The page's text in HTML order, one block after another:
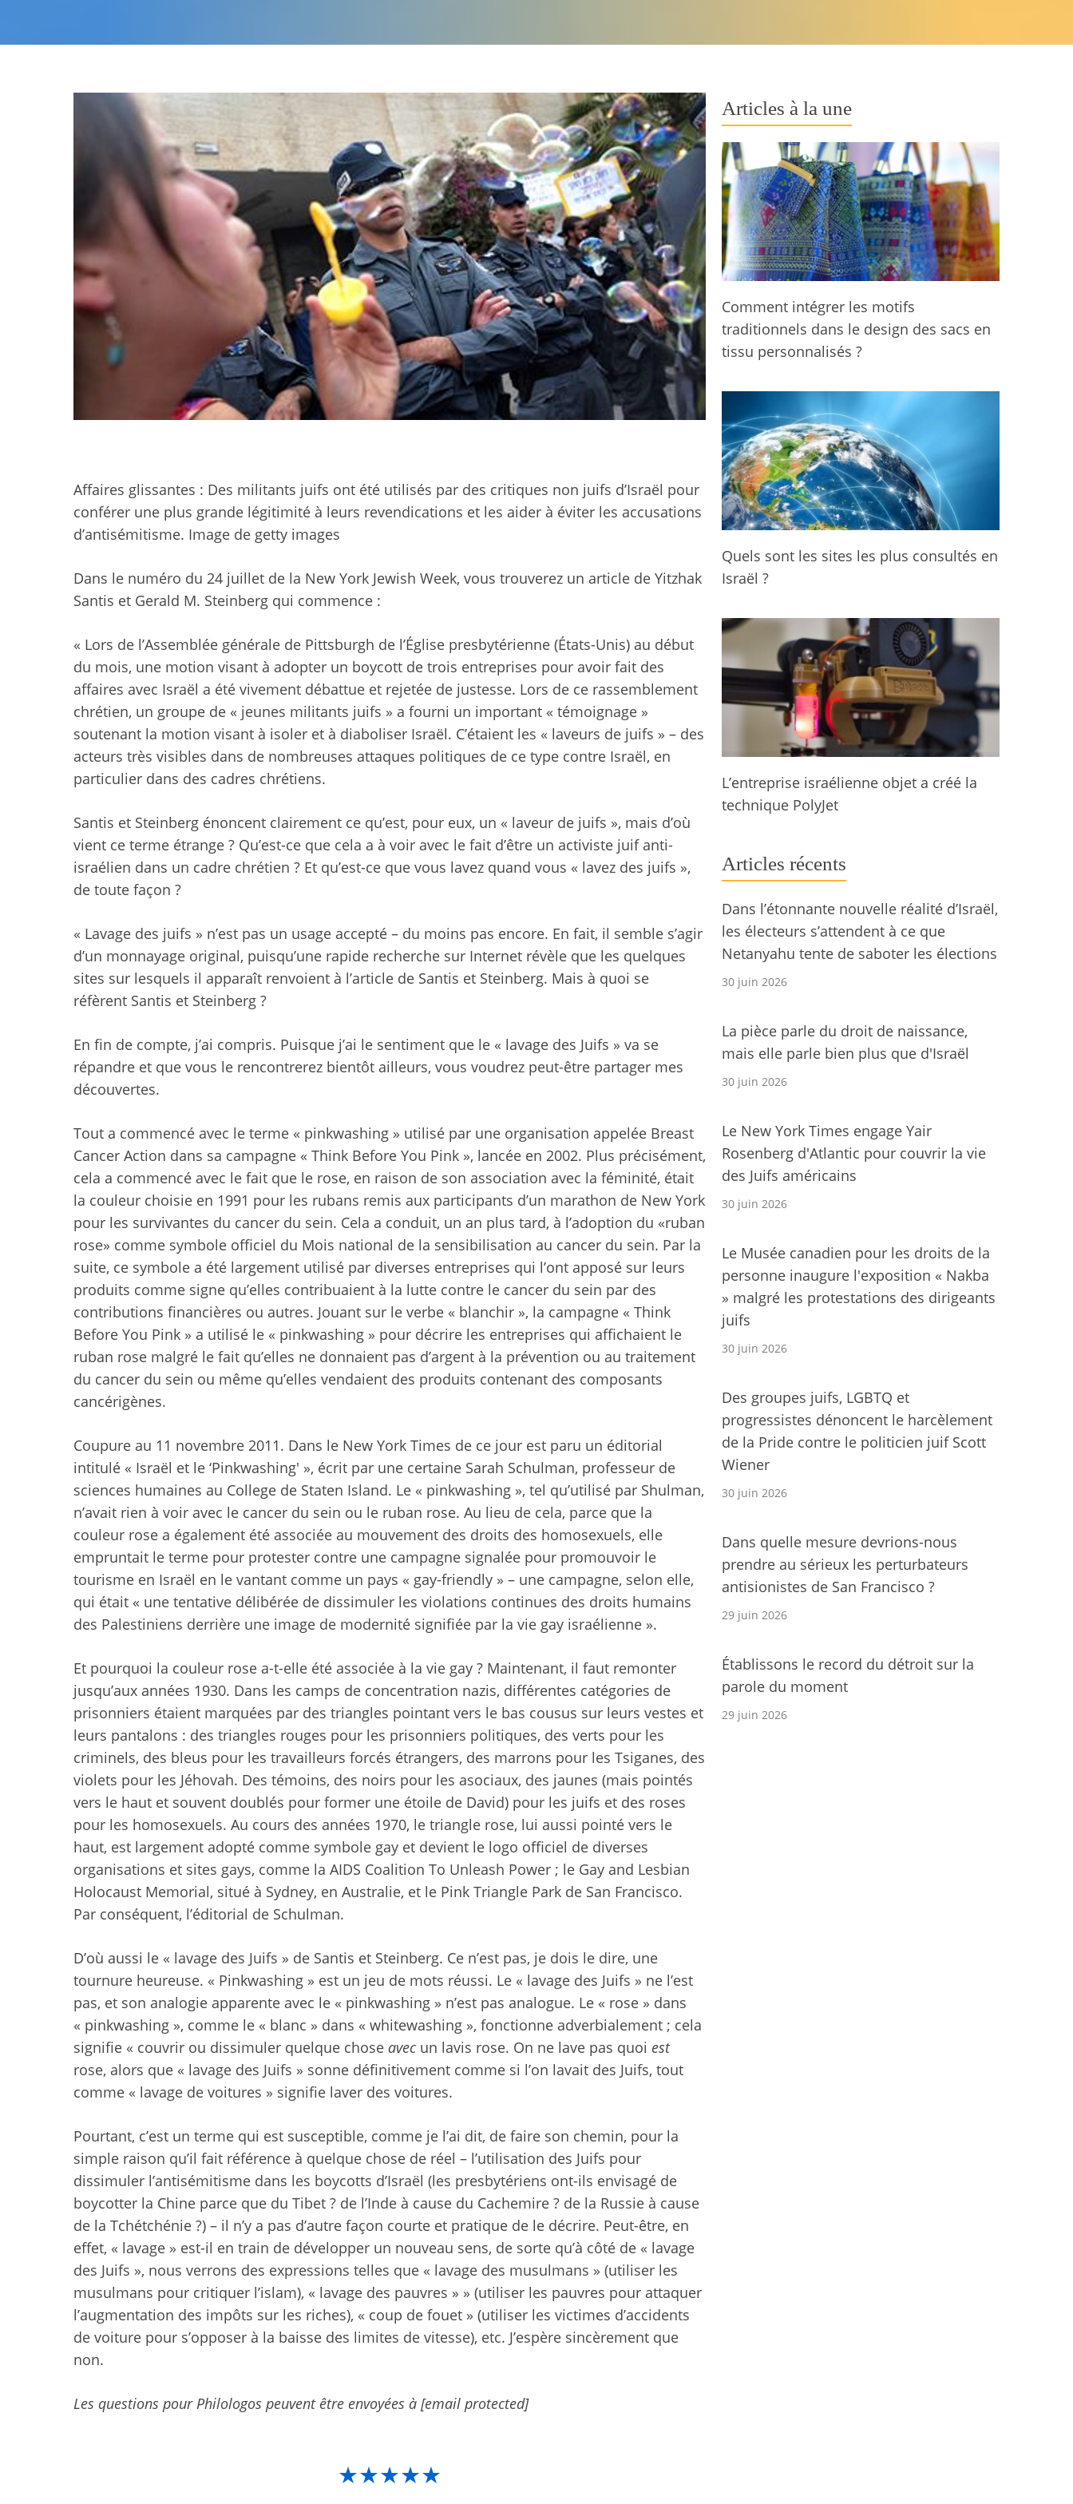
Affaires glissantes : Des militants juifs ont été utilisés par des critiques non juifs d’Israël pour
conférer une plus grande légitimité à leurs revendications et les aider à éviter les accusations
d’antisémitisme. Image de getty images
Dans le numéro du 24 juillet de la New York Jewish Week, vous trouverez un article de Yitzhak
Santis et Gerald M. Steinberg qui commence :
« Lors de l’Assemblée générale de Pittsburgh de l’Église presbytérienne (États-Unis) au début
du mois, une motion visant à adopter un boycott de trois entreprises pour avoir fait des
affaires avec Israël a été vivement débattue et rejetée de justesse. Lors de ce rassemblement
chrétien, un groupe de « jeunes militants juifs » a fourni un important « témoignage »
soutenant la motion visant à isoler et à diaboliser Israël. C’étaient les « laveurs de juifs » – des
acteurs très visibles dans de nombreuses attaques politiques de ce type contre Israël, en
particulier dans des cadres chrétiens.
Santis et Steinberg énoncent clairement ce qu’est, pour eux, un « laveur de juifs », mais d’où
vient ce terme étrange ? Qu’est-ce que cela a à voir avec le fait d’être un activiste juif anti-
israélien dans un cadre chrétien ? Et qu’est-ce que vous lavez quand vous « lavez des juifs »,
de toute façon ?
« Lavage des juifs » n’est pas un usage accepté – du moins pas encore. En fait, il semble s’agir
d’un monnayage original, puisqu’une rapide recherche sur Internet révèle que les quelques
sites sur lesquels il apparaît renvoient à l’article de Santis et Steinberg. Mais à quoi se
réfèrent Santis et Steinberg ?
En fin de compte, j’ai compris. Puisque j’ai le sentiment que le « lavage des Juifs » va se
répandre et que vous le rencontrerez bientôt ailleurs, vous voudrez peut-être partager mes
découvertes.
Tout a commencé avec le terme « pinkwashing » utilisé par une organisation appelée Breast
Cancer Action dans sa campagne « Think Before You Pink », lancée en 2002. Plus précisément,
cela a commencé avec le fait que le rose, en raison de son association avec la féminité, était
la couleur choisie en 1991 pour les rubans remis aux participants d’un marathon de New York
pour les survivantes du cancer du sein. Cela a conduit, un an plus tard, à l’adoption du «ruban
rose» comme symbole officiel du Mois national de la sensibilisation au cancer du sein. Par la
suite, ce symbole a été largement utilisé par diverses entreprises qui l’ont apposé sur leurs
produits comme signe qu’elles contribuaient à la lutte contre le cancer du sein par des
contributions financières ou autres. Jouant sur le verbe « blanchir », la campagne « Think
Before You Pink » a utilisé le « pinkwashing » pour décrire les entreprises qui affichaient le
ruban rose malgré le fait qu’elles ne donnaient pas d’argent à la prévention ou au traitement
du cancer du sein ou même qu’elles vendaient des produits contenant des composants
cancérigènes.
Coupure au 11 novembre 2011. Dans le New York Times de ce jour est paru un éditorial
intitulé « Israël et le ‘Pinkwashing' », écrit par une certaine Sarah Schulman, professeur de
sciences humaines au College de Staten Island. Le « pinkwashing », tel qu’utilisé par Shulman,
n’avait rien à voir avec le cancer du sein ou le ruban rose. Au lieu de cela, parce que la
couleur rose a également été associée au mouvement des droits des homosexuels, elle
empruntait le terme pour protester contre une campagne signalée pour promouvoir le
tourisme en Israël en le vantant comme un pays « gay-friendly » – une campagne, selon elle,
qui était « une tentative délibérée de dissimuler les violations continues des droits humains
des Palestiniens derrière une image de modernité signifiée par la vie gay israélienne ».
Et pourquoi la couleur rose a-t-elle été associée à la vie gay ? Maintenant, il faut remonter
jusqu’aux années 1930. Dans les camps de concentration nazis, différentes catégories de
prisonniers étaient marquées par des triangles pointant vers le bas cousus sur leurs vestes et
leurs pantalons : des triangles rouges pour les prisonniers politiques, des verts pour les
criminels, des bleus pour les travailleurs forcés étrangers, des marrons pour les Tsiganes, des
violets pour les Jéhovah. Des témoins, des noirs pour les asociaux, des jaunes (mais pointés
vers le haut et souvent doublés pour former une étoile de David) pour les juifs et des roses
pour les homosexuels. Au cours des années 1970, le triangle rose, lui aussi pointé vers le
haut, est largement adopté comme symbole gay et devient le logo officiel de diverses
organisations et sites gays, comme la AIDS Coalition To Unleash Power ; le Gay and Lesbian
Holocaust Memorial, situé à Sydney, en Australie, et le Pink Triangle Park de San Francisco.
Par conséquent, l’éditorial de Schulman.
D’où aussi le « lavage des Juifs » de Santis et Steinberg. Ce n’est pas, je dois le dire, une
tournure heureuse. « Pinkwashing » est un jeu de mots réussi. Le « lavage des Juifs » ne l’est
pas, et son analogie apparente avec le « pinkwashing » n’est pas analogue. Le « rose » dans
« pinkwashing », comme le « blanc » dans « whitewashing », fonctionne adverbialement ; cela
signifie « couvrir ou dissimuler quelque chose avec un lavis rose. On ne lave pas quoi est
rose, alors que « lavage des Juifs » sonne définitivement comme si l’on lavait des Juifs, tout
comme « lavage de voitures » signifie laver des voitures.
Pourtant, c’est un terme qui est susceptible, comme je l’ai dit, de faire son chemin, pour la
simple raison qu’il fait référence à quelque chose de réel – l’utilisation des Juifs pour
dissimuler l’antisémitisme dans les boycotts d’Israël (les presbytériens ont-ils envisagé de
boycotter la Chine parce que du Tibet ? de l’Inde à cause du Cachemire ? de la Russie à cause
de la Tchétchénie ?) – il n’y a pas d’autre façon courte et pratique de le décrire. Peut-être, en
effet, « lavage » est-il en train de développer un nouveau sens, de sorte qu’à côté de « lavage
des Juifs », nous verrons des expressions telles que « lavage des musulmans » (utiliser les
musulmans pour critiquer l’islam), « lavage des pauvres » » (utiliser les pauvres pour attaquer
l’augmentation des impôts sur les riches), « coup de fouet » (utiliser les victimes d’accidents
de voiture pour s’opposer à la baisse des limites de vitesse), etc. J’espère sincèrement que
non.
Les questions pour Philologos peuvent être envoyées à [email protected]
★★★★★
Articles à la une
Comment intégrer les motifs
traditionnels dans le design des sacs en
tissu personnalisés ?
Quels sont les sites les plus consultés en
Israël ?
L’entreprise israélienne objet a créé la
technique PolyJet
Articles récents
Dans l’étonnante nouvelle réalité d’Israël,
les électeurs s’attendent à ce que
Netanyahu tente de saboter les élections
30 juin 2026
La pièce parle du droit de naissance,
mais elle parle bien plus que d'Israël
30 juin 2026
Le New York Times engage Yair
Rosenberg d'Atlantic pour couvrir la vie
des Juifs américains
30 juin 2026
Le Musée canadien pour les droits de la
personne inaugure l'exposition « Nakba
» malgré les protestations des dirigeants
juifs
30 juin 2026
Des groupes juifs, LGBTQ et
progressistes dénoncent le harcèlement
de la Pride contre le politicien juif Scott
Wiener
30 juin 2026
Dans quelle mesure devrions-nous
prendre au sérieux les perturbateurs
antisionistes de San Francisco ?
29 juin 2026
Établissons le record du détroit sur la
parole du moment
29 juin 2026